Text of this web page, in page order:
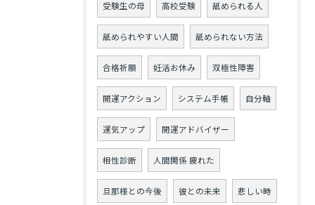
受験生の母 高校受験 舐められる人
舐められやすい人間 舐められない方法
合格祈願 妊活お休み 双極性障害
開運アクション システム手帳 自分軸
運気アップ 開運アドバイザー
相性診断 人間関係 疲れた
旦那様との今後 彼との未来 悲しい時